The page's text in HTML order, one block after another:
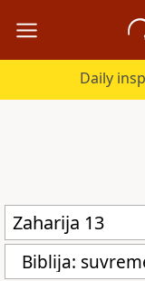
Daily
Biblija: